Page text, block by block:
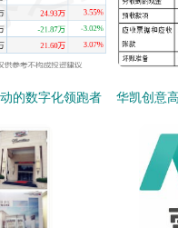
的数字化领跑者